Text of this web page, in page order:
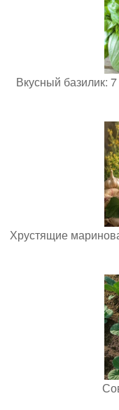
Вкусный базилик:
Хрустящие